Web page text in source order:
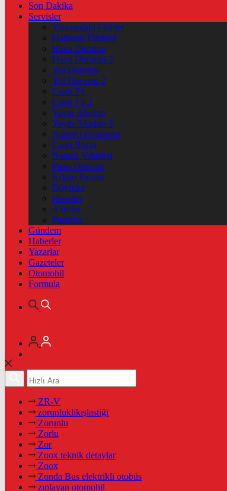
Son Dakika
Servisler
Vizyondaki Filmler
Haftanin Filmleri
Hava Durumu
Hava Durumu 2
Yol Durumu
Yol Durumu 2
Canlı Tv
Canlı Tv 2
Yayın Akışları
Yayın Akışları 2
Nöbetçi Eczaneler
Canlı Borsa
Namaz Vakitleri
Puan Durumu
Kripto Paralar
Dövizler
Hisseler
Altınlar
Pariteler
Gündem
Haberler
Yazarlar
Gazeteler
Otomobil
Formula
ZR-V
zorunluklikışlastiği
Zorunlu
Zorlu
Zor
Zoox teknik detaylar
Zoox
Zonda Bus elektrikli otobüs
zıplayan otomobil